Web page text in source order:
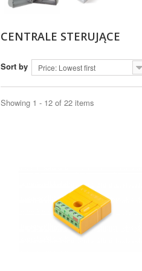
CENTRALE STERUJĄCE
Sort by Price: Lowest first
Showing 1 - 12 of 22 items